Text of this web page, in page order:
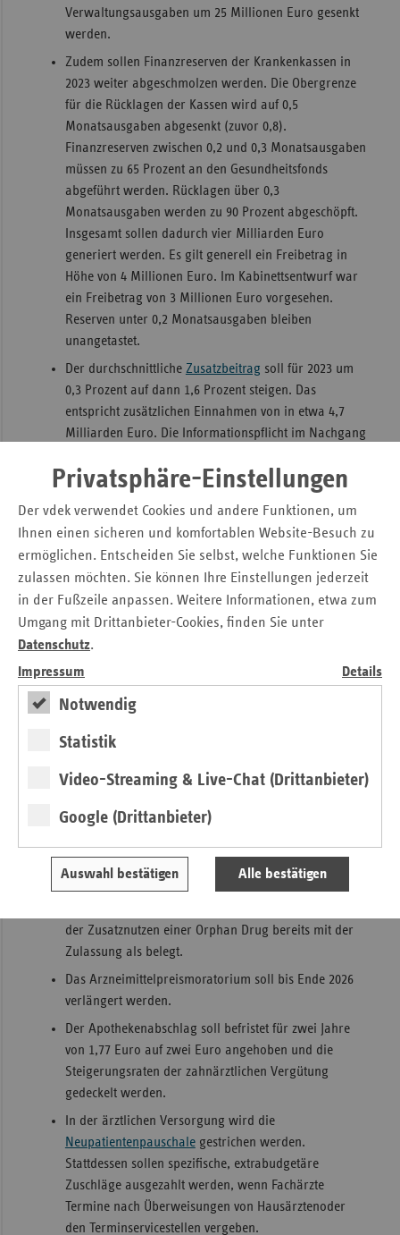
Privatsphäre-Einstellungen
Der vdek verwendet Cookies und andere Funktionen, um
Ihnen einen sicheren und komfortablen Website-Besuch zu
ermöglichen. Entscheiden Sie selbst, welche Funktionen Sie
zulassen möchten. Sie können Ihre Einstellungen jederzeit
in der Fußzeile anpassen. Weitere Informationen, etwa zum
Umgang mit Drittanbieter-Cookies, finden Sie unter
Datenschutz.
Impressum
Details
Notwendig
Statistik
Video-Streaming & Live-Chat (Drittanbieter)
Google (Drittanbieter)
Auswahl bestätigen Alle bestätigen
Verwaltungsausgaben um 25 Millionen Euro gesenkt
werden.
Zudem sollen Finanzreserven der Krankenkassen in
2023 weiter abgeschmolzen werden. Die Obergrenze
für die Rücklagen der Kassen wird auf 0,5
Monatsausgaben abgesenkt (zuvor 0,8).
Finanzreserven zwischen 0,2 und 0,3 Monatsausgaben
müssen zu 65 Prozent an den Gesundheitsfonds
abgeführt werden. Rücklagen über 0,3
Monatsausgaben werden zu 90 Prozent abgeschöpft.
Insgesamt sollen dadurch vier Milliarden Euro
generiert werden. Es gilt generell ein Freibetrag in
Höhe von 4 Millionen Euro. Im Kabinettsentwurf war
ein Freibetrag von 3 Millionen Euro vorgesehen.
Reserven unter 0,2 Monatsausgaben bleiben
unangetastet.
Der durchschnittliche Zusatzbeitrag soll für 2023 um
0,3 Prozent auf dann 1,6 Prozent steigen. Das
entspricht zusätzlichen Einnahmen von in etwa 4,7
Milliarden Euro. Die Informationspflicht im Nachgang
Monate ausgesetzt.
Das Zusatzbeitragsanhebungsverbot wird verschärft.
Kassen, die Rücklagen von mehr als 0,5
Monatsausgaben (zuvor 0,8) vorhalten, dürfen den
Der Herstellerabschlag für Fertigarzneimittel wird
befristet auf das Jahr 2023 von sieben auf zwölf
Prozent angehoben. Dies soll Einsparungen in Höhe
Der Erstattungsbetrag, der am Ende des AMNOG-
Verfahrens verhandelt wird, soll unter anderem
zusatznutzenbedingten Preisdeckel stärker begrenzt
werden.
Millionen Euro abgesenkt. Sollte ein Arzneimittel
gegen eine seltene Erkrankung (Orphan Drug) diese
Umsatzschwelle überschreiten, muss es die reguläre
der Zusatznutzen einer Orphan Drug bereits mit der
Zulassung als belegt.
Das Arzneimittelpreismoratorium soll bis Ende 2026
verlängert werden.
Der Apothekenabschlag soll befristet für zwei Jahre
von 1,77 Euro auf zwei Euro angehoben und die
Steigerungsraten der zahnärztlichen Vergütung
gedeckelt werden.
In der ärztlichen Versorgung wird die
Neupatientenpauschalegestrichen werden.
Stattdessen sollen spezifische, extrabudgetäre
Zuschläge ausgezahlt werden, wenn Fachärzte
Termine nach Überweisungen von Hausärztenoder
den Terminservicestellen vergeben.